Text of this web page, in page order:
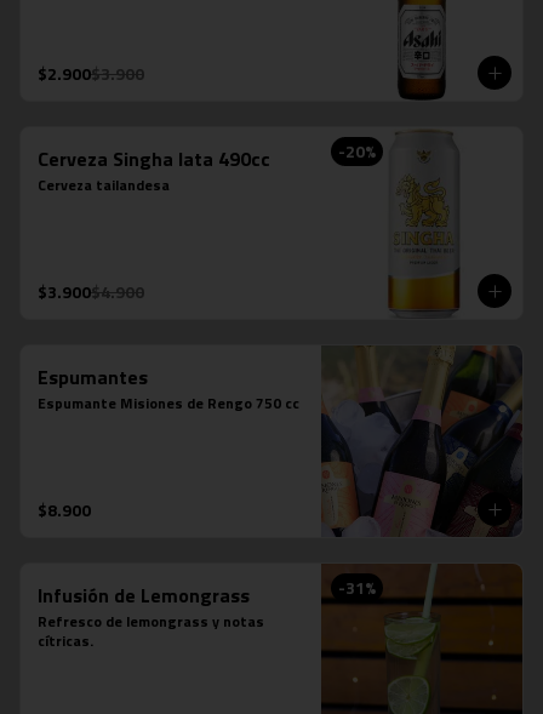
$2.900$3.900
-20%
Cerveza Singha lata 490cc
Cerveza tailandesa
$3.900$4.900
Espumantes
Espumante Misiones de Rengo 750 cc
$8.900
-31%
Infusión de Lemongrass
Refresco de lemongrass y notas
cítricas.